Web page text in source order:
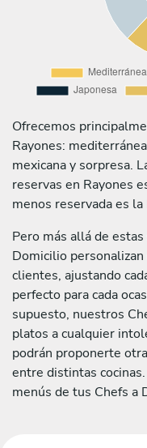
Ofrecemos
Rayones:
mexicana y sorpresa.
reservas en Rayones
menos reservada es la
Pero más allá de
Domicilio
clientes, ajustando
perfecto para cada
supuesto, nuestros
platos a cualquier
podrán proponerte
entre distintas
menús de tus Chefs a